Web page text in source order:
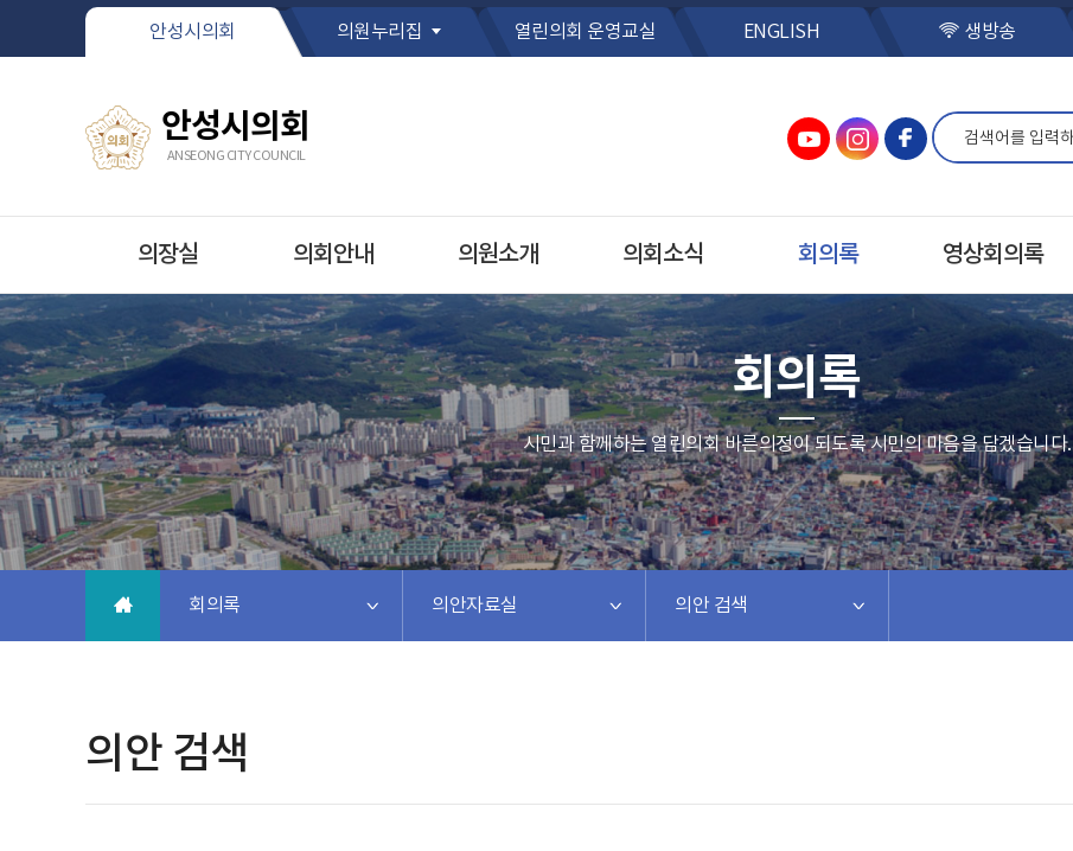
본문바로가기
안성시의회
의원누리집 열린의회 운영교실 ENGLISH 생방송
안성시의회
ANSEONG CITY COUNCIL
의장실 의회안내 의원소개 의회소식 회의록 영상회의록
회의록
시민과 함께하는 열린의회 바른의정이 되도록 시민의 마음을 담겠습니다.
회의록 의안자료실 의안 검색
의안 검색